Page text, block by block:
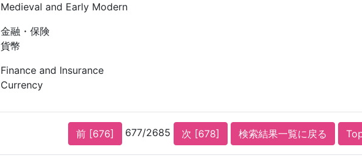
Medieval and Early Modern
金融・保険
貨幣
Finance and Insurance
Currency
前 [676] 677/2685 次 [678] 検索結果一覧に戻る